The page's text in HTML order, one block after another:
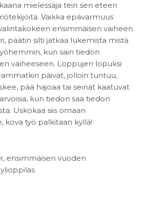
mielessäja tein sen eteen
Vaikka epävarmuus
ensimmäisen vaiheen
päätin silti jatkaa lukemista mistä
kun sain tiedon
vaiheeseen. Loppujen lopuksi
päivät, jolloin tuntuu,
pää hajoaa tai seinät kaatuvat
kun tiedon saa tiedon
Uskokaa siis omaan
kova työ palkitaan kyllä!
ensimmäisen vuoden